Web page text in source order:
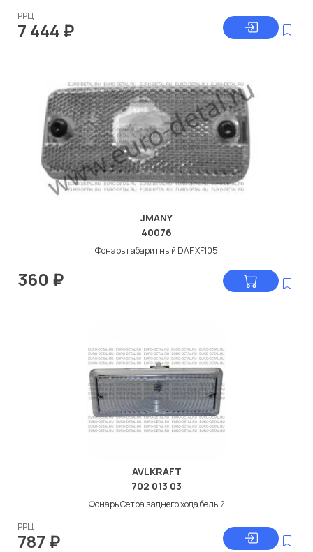
РРЦ
7 444 ₽
JMANY
40076
Фонарь габаритный DAF XF105
360 ₽
AVLKRAFT
702 013 03
Фонарь Сетра заднего хода белый
РРЦ
787 ₽